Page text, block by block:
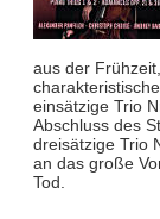
aus der
einsätzige Trio
Abschluss des
dreisätzige Trio
an das große
Tod.